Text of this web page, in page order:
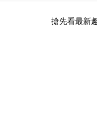
搶先看最新